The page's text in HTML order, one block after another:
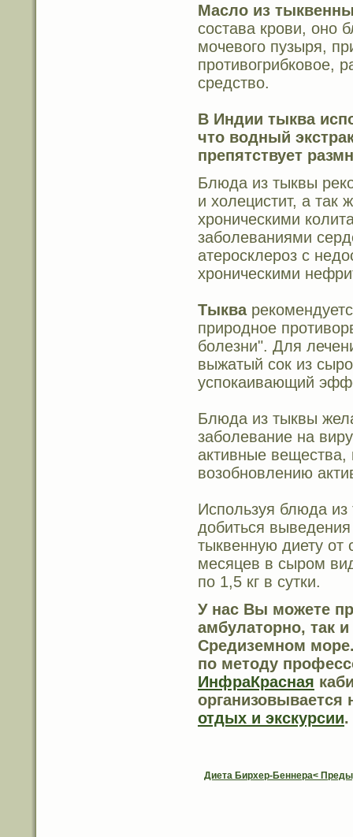
Масло из
состава крови, оно
мочевого пузыря,
противогрибковое,
средство.
В Индии тыква
что водный
препятствует
Блюда из тыквы
и холецистит, а
хроническими
заболеваниями
атеросклероз с
хроническими
Тыква
природное
болезни". Для
выжатый сок из
успокаивающий
Блюда из тыквы
заболевание на
активные вещества,
возобновлению
Используя блюда
добиться
тыквенную диету от
месяцев в сыром
по 1,5 кг в сутки.
У нас Вы можете
амбулаторно, так
Средиземном
по методу
ИнфраКрасная
отдых и экскурсии.
Диета Бирхер-Беннера<